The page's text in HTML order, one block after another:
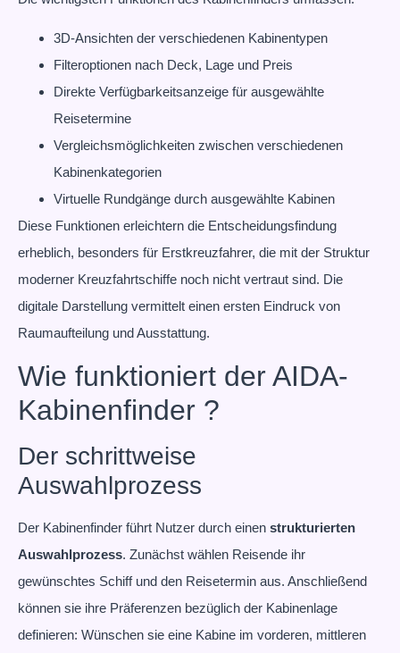
3D-Ansichten der verschiedenen Kabinentypen
Filteroptionen nach Deck, Lage und Preis
Direkte Verfügbarkeitsanzeige für ausgewählte
Reisetermine
Vergleichsmöglichkeiten zwischen verschiedenen
Kabinenkategorien
Virtuelle Rundgänge durch ausgewählte Kabinen
Diese Funktionen erleichtern die Entscheidungsfindung
erheblich, besonders für Erstkreuzfahrer, die mit der Struktur
moderner Kreuzfahrtschiffe noch nicht vertraut sind. Die
digitale Darstellung vermittelt einen ersten Eindruck von
Raumaufteilung und Ausstattung.
Wie funktioniert der AIDA-
Kabinenfinder ?
Der schrittweise
Auswahlprozess
Der Kabinenfinder führt Nutzer durch einen strukturierten
Auswahlprozess. Zunächst wählen Reisende ihr
gewünschtes Schiff und den Reisetermin aus. Anschließend
können sie ihre Präferenzen bezüglich der Kabinenlage
definieren: Wünschen sie eine Kabine im vorderen, mittleren